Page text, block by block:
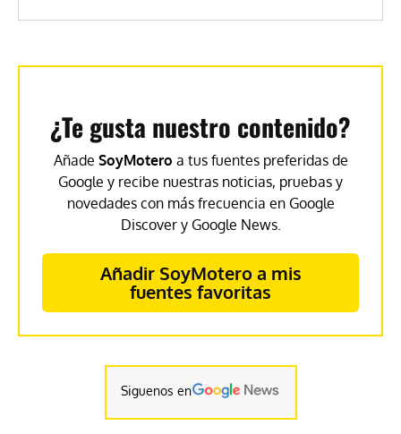
¿Te gusta nuestro contenido?
Añade SoyMotero a tus fuentes preferidas de
Google y recibe nuestras noticias, pruebas y
novedades con más frecuencia en Google
Discover y Google News.
Añadir SoyMotero a mis
fuentes favoritas
Siguenos en